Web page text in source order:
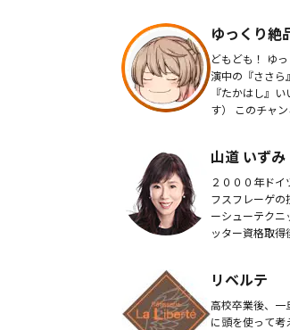
ゆっくり絶
どもども！ ゆっくり絶品ランキングに出
演中の『ささら
『たかはし』
す） このチャンネルでは? �@【おいしい
山道 いずみ
２０００年ド
フスフレーゲの
ーシューテクニ
ッター資格取得
チサポー...
リベルテ
高校卒業後、一
に頭を使って考